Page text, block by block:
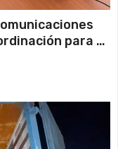
para el